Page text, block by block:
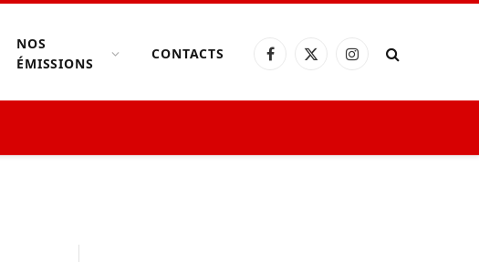
NOS
ÉMISSIONS
CONTACTS Facebook
X
Instagram